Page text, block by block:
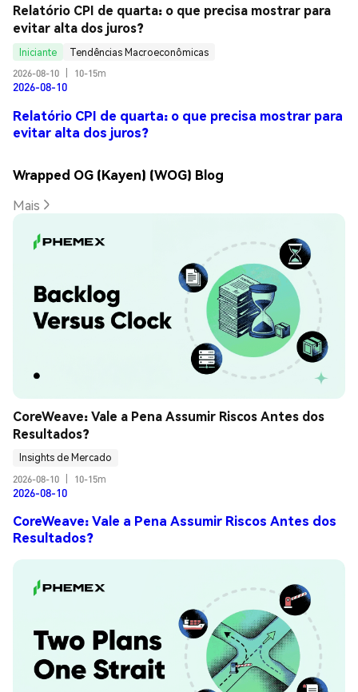
Relatório CPI de quarta: o que precisa mostrar para
evitar alta dos juros?
Iniciante
Tendências Macroeconômicas
2026-08-10
10-15m
2026-08-10
Relatório CPI de quarta: o que precisa mostrar para
evitar alta dos juros?
Wrapped OG (Kayen) (WOG) Blog
Mais
CoreWeave: Vale a Pena Assumir Riscos Antes dos
Resultados?
Insights de Mercado
2026-08-10
10-15m
2026-08-10
CoreWeave: Vale a Pena Assumir Riscos Antes dos
Resultados?